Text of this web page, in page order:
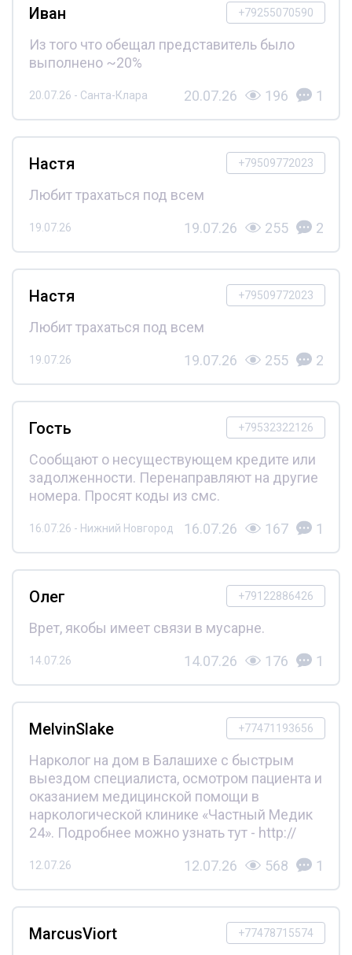
+79255070590
Иван
Из того что обещал представитель было
выполнено ~20%
20.07.26 - Санта-Клара 20.07.26 196 1
+79509772023
Настя
Любит трахаться под всем
19.07.26 19.07.26 255 2
+79509772023
Настя
Любит трахаться под всем
19.07.26 19.07.26 255 2
+79532322126
Гость
Сообщают о несуществующем кредите или
задолженности. Перенаправляют на другие
номера. Просят коды из смс.
16.07.26 - Нижний Новгород 16.07.26 167 1
+79122886426
Олег
Врет, якобы имеет связи в мусарне.
14.07.26 14.07.26 176 1
+77471193656
MelvinSlake
Нарколог на дом в Балашихе с быстрым
выездом специалиста, осмотром пациента и
оказанием медицинской помощи в
наркологической клинике «Частный Медик
24». Подробнее можно узнать тут - http://
12.07.26 12.07.26 568 1
+77478715574
MarcusViort